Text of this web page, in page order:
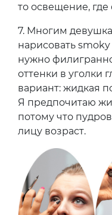
то освещение, где
7. Многим
нарисовать smoky
нужно
оттенки в уголки
вариант: жидкая
Я предпочитаю
потому что
лицу возраст.